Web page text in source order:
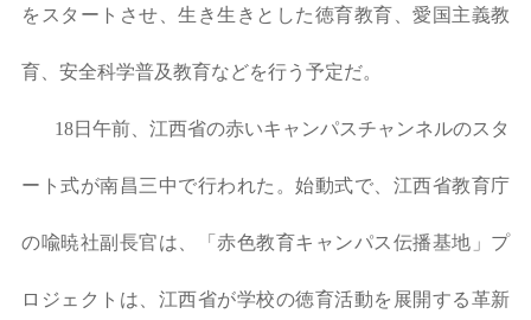
をスタートさせ、生き生きとした徳育教育、愛国主義教
育、安全科学普及教育などを行う予定だ。
18日午前、江西省の赤いキャンパスチャンネルのスタ
ート式が南昌三中で行われた。始動式で、江西省教育庁
の喩暁社副長官は、「赤色教育キャンパス伝播基地」プ
ロジェクトは、江西省が学校の徳育活動を展開する革新